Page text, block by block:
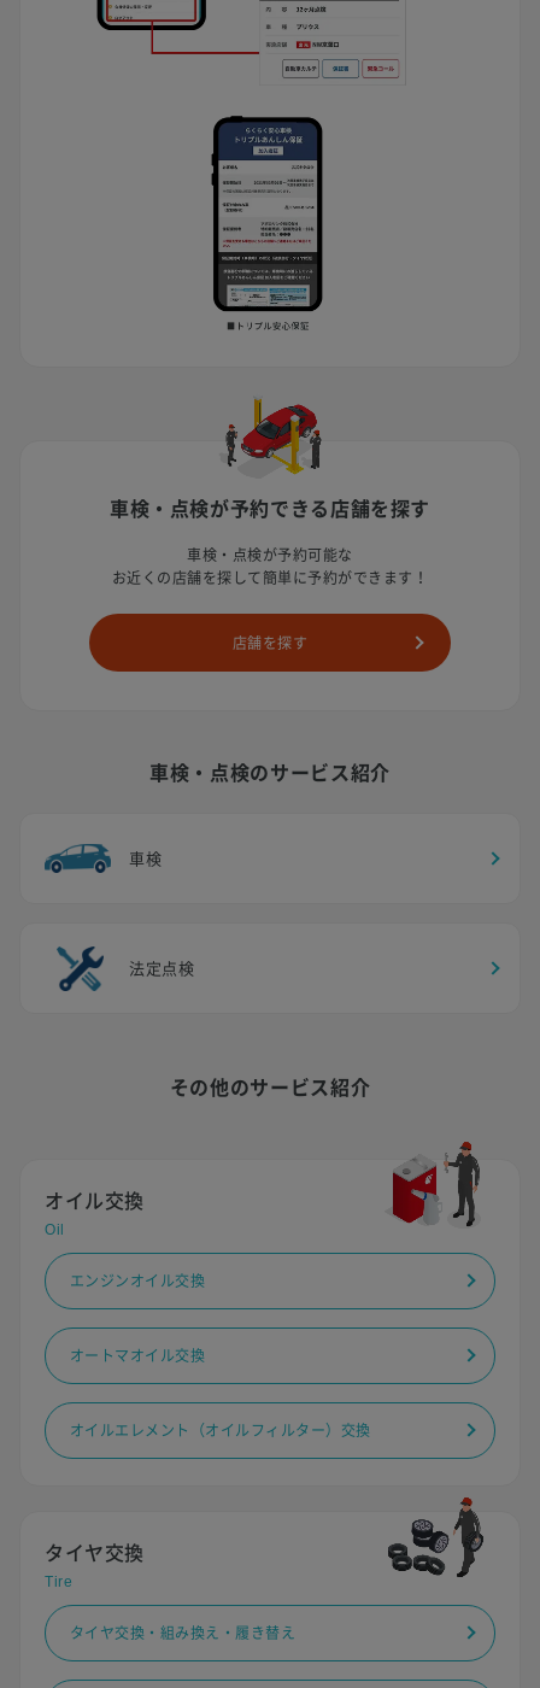
車検・点検が予約できる店舗を探す
車検・点検が予約可能な
お近くの店舗を探して簡単に予約ができます！
店舗を探す
車検・点検のサービス紹介
車検
法定点検
その他のサービス紹介
オイル交換
Oil
エンジンオイル交換
オートマオイル交換
オイルエレメント（オイルフィルター）交換
タイヤ交換
Tire
タイヤ交換・組み換え・履き替え